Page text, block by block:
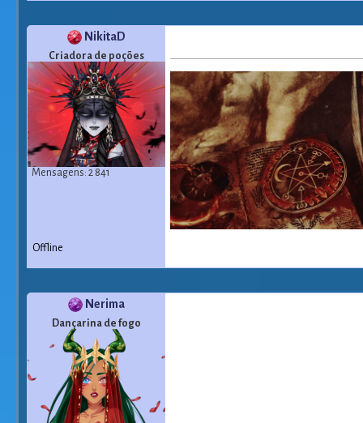
NikitaD
Criadora de poções
Mensagens: 2 841
Offline
Nerima
Dançarina de fogo